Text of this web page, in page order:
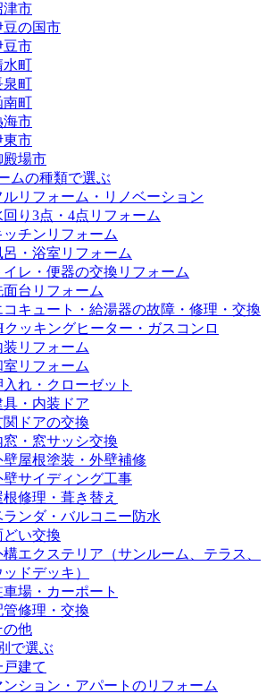
津市
豆の国市
豆市
水町
泉町
南町
海市
東市
殿場市
ムの種類で選ぶ
ルリフォーム・リノベーション
回り3点・4点リフォーム
ッチンリフォーム
呂・浴室リフォーム
イレ・便器の交換リフォーム
面台リフォーム
コキュート・給湯器の故障・修理・交換
クッキングヒーター・ガスコンロ
装リフォーム
室リフォーム
入れ・クローゼット
具・内装ドア
関ドアの交換
窓・窓サッシ交換
壁屋根塗装・外壁補修
壁サイディング工事
根修理・葺き替え
ランダ・バルコニー防水
どい交換
構エクステリア（サンルーム、テラス、
ッドデッキ）
車場・カーポート
管修理・交換
の他
で選ぶ
戸建て
ンション・アパートのリフォーム